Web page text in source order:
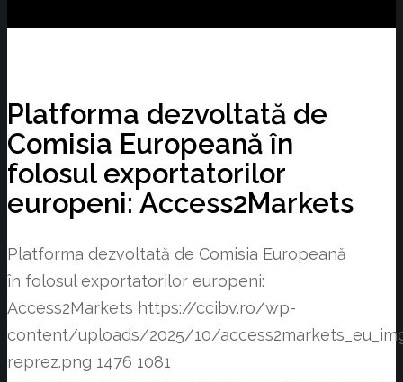
Platforma dezvoltată de
Comisia Europeană în
folosul exportatorilor
europeni: Access2Markets
Platforma dezvoltată de Comisia Europeană
în folosul exportatorilor europeni:
Access2Markets https://ccibv.ro/wp-
content/uploads/2025/10/
reprez.png 1476 1081